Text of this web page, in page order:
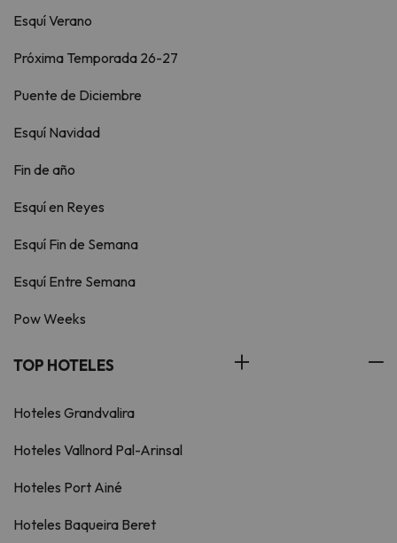
Esquí Verano
Próxima Temporada 26-27
Puente de Diciembre
Esquí Navidad
Fin de año
Esquí en Reyes
Esquí Fin de Semana
Esquí Entre Semana
Pow Weeks
TOP HOTELES
Hoteles Grandvalira
Hoteles Vallnord Pal-Arinsal
Hoteles Port Ainé
Hoteles Baqueira Beret